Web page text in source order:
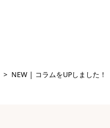
NEW | コラムをUPしました！